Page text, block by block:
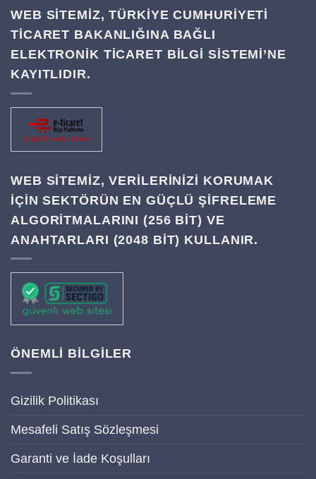
WEB SİTEMİZ, TÜRKİYE CUMHURİYETİ
TİCARET BAKANLIĞINA BAĞLI
ELEKTRONİK TİCARET BİLGİ SİSTEMİ’NE
KAYITLIDIR.
WEB SITEMIZ, VERILERINIZI KORUMAK
IÇIN SEKTÖRÜN EN GÜÇLÜ ŞIFRELEME
ALGORITMALARINI (256 BIT) VE
ANAHTARLARI (2048 BIT) KULLANIR.
ÖNEMLİ BİLGİLER
Gizilik Politikası
Mesafeli Satış Sözleşmesi
Garanti ve İade Koşulları